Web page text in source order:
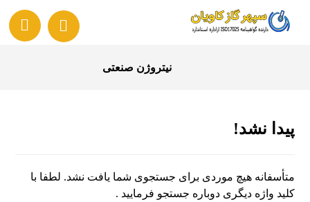
نیتروژن صنعتی
پیدا نشد!
متأسفانه هیچ موردی برای جستجوی شما یافت نشد. لطفا با
کلید واژه دیگری دوباره جستجو فرمایید .